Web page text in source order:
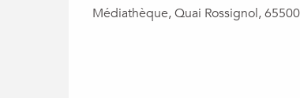
Médiathèque, Quai Rossignol,